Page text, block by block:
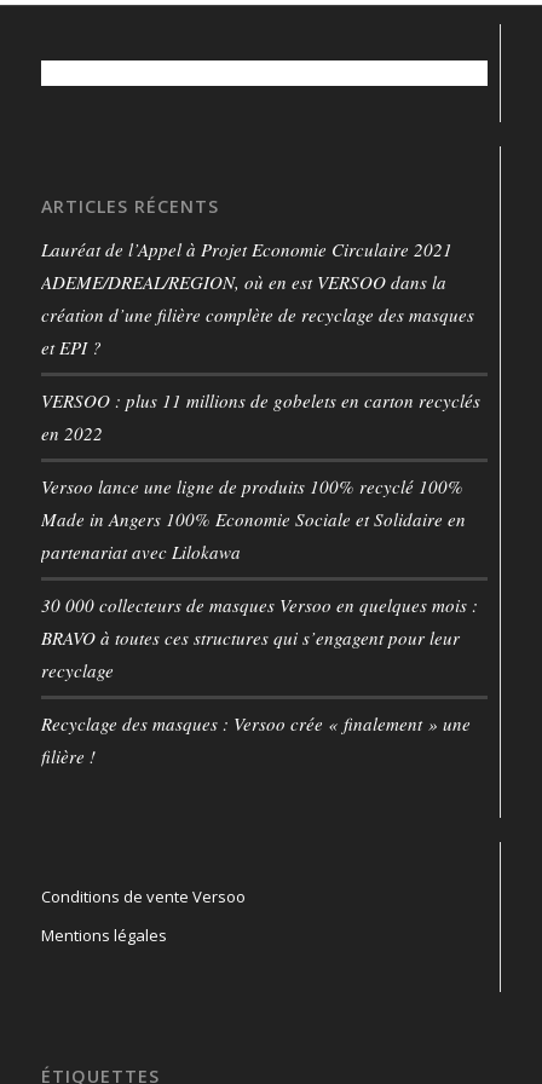
ARTICLES RÉCENTS
Lauréat de l’Appel à Projet Economie Circulaire 2021
ADEME/DREAL/REGION, où en est VERSOO dans la
création d’une filière complète de recyclage des masques
et EPI ?
VERSOO : plus 11 millions de gobelets en carton recyclés
en 2022
Versoo lance une ligne de produits 100% recyclé 100%
Made in Angers 100% Economie Sociale et Solidaire en
partenariat avec Lilokawa
30 000 collecteurs de masques Versoo en quelques mois :
BRAVO à toutes ces structures qui s’engagent pour leur
recyclage
Recyclage des masques : Versoo crée « finalement » une
filière !
Conditions de vente Versoo
Mentions légales
ÉTIQUETTES